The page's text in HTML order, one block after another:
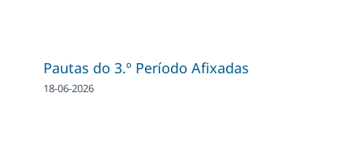
Pautas do 3.º Período Afixadas
18-06-2026